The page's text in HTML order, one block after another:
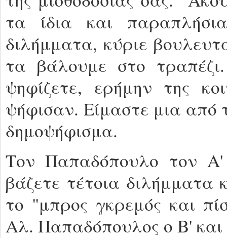
τα ίδια και
διλήμματα, κύριε
τα βάλουμε στο
ψηφίζετε, ερήμην της
ψήφισαν. Είμαστε μια από
δημοψήφισμα.
Τον Παπαδόπουλο τον Α'
βάζετε τέτοια διλήμματα
το "μπρος γκρεμός και
Αλ. Παπαδόπουλος ο Β' και